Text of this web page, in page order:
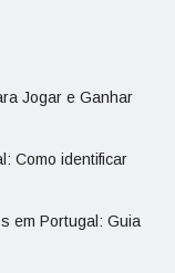
Jogar e Ganhar
Como identificar
em Portugal: Guia